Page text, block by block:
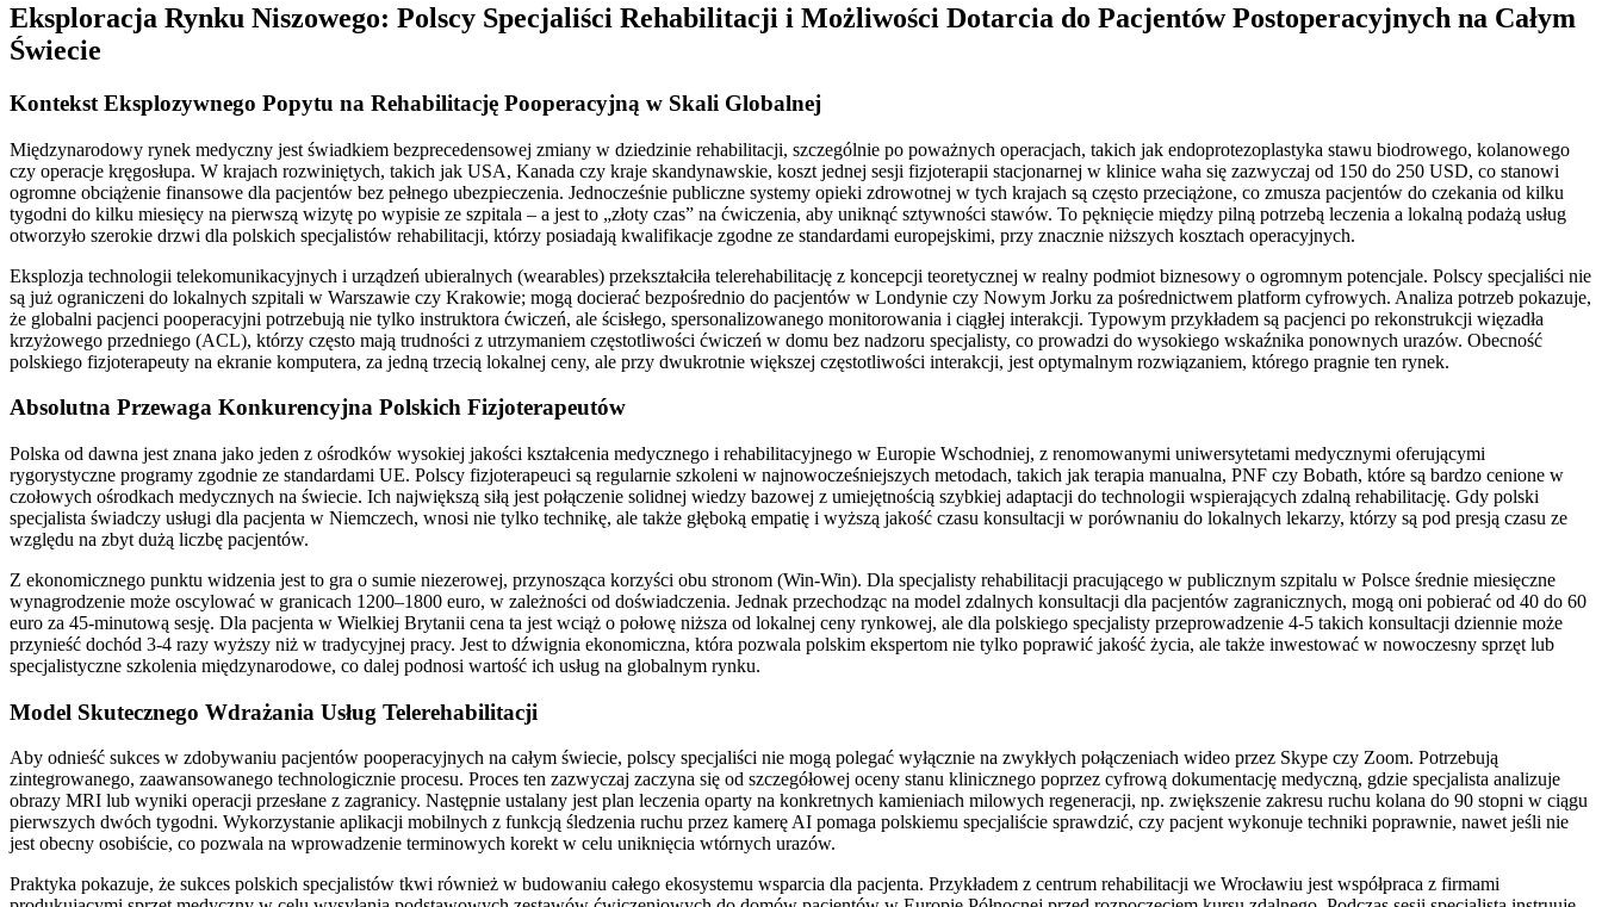
Eksploracja Rynku Niszowego: Polscy Specjaliści Rehabilitacji i Możliwości Dotarcia do Pacjentów Postoperacyjnych na Całym
Świecie
Kontekst Eksplozywnego Popytu na Rehabilitację Pooperacyjną w Skali Globalnej
Międzynarodowy rynek medyczny jest świadkiem bezprecedensowej zmiany w dziedzinie rehabilitacji, szczególnie po poważnych operacjach, takich jak endoprotezoplastyka stawu biodrowego, kolanowego
czy operacje kręgosłupa. W krajach rozwiniętych, takich jak USA, Kanada czy kraje skandynawskie, koszt jednej sesji fizjoterapii stacjonarnej w klinice waha się zazwyczaj od 150 do 250 USD, co stanowi
ogromne obciążenie finansowe dla pacjentów bez pełnego ubezpieczenia. Jednocześnie publiczne systemy opieki zdrowotnej w tych krajach są często przeciążone, co zmusza pacjentów do czekania od kilku
tygodni do kilku miesięcy na pierwszą wizytę po wypisie ze szpitala – a jest to „złoty czas” na ćwiczenia, aby uniknąć sztywności stawów. To pęknięcie między pilną potrzebą leczenia a lokalną podażą usług
otworzyło szerokie drzwi dla polskich specjalistów rehabilitacji, którzy posiadają kwalifikacje zgodne ze standardami europejskimi, przy znacznie niższych kosztach operacyjnych.
Eksplozja technologii telekomunikacyjnych i urządzeń ubieralnych (wearables) przekształciła telerehabilitację z koncepcji teoretycznej w realny podmiot biznesowy o ogromnym potencjale. Polscy specjaliści nie
są już ograniczeni do lokalnych szpitali w Warszawie czy Krakowie; mogą docierać bezpośrednio do pacjentów w Londynie czy Nowym Jorku za pośrednictwem platform cyfrowych. Analiza potrzeb pokazuje,
że globalni pacjenci pooperacyjni potrzebują nie tylko instruktora ćwiczeń, ale ścisłego, spersonalizowanego monitorowania i ciągłej interakcji. Typowym przykładem są pacjenci po rekonstrukcji więzadła
krzyżowego przedniego (ACL), którzy często mają trudności z utrzymaniem częstotliwości ćwiczeń w domu bez nadzoru specjalisty, co prowadzi do wysokiego wskaźnika ponownych urazów. Obecność
polskiego fizjoterapeuty na ekranie komputera, za jedną trzecią lokalnej ceny, ale przy dwukrotnie większej częstotliwości interakcji, jest optymalnym rozwiązaniem, którego pragnie ten rynek.
Absolutna Przewaga Konkurencyjna Polskich Fizjoterapeutów
Polska od dawna jest znana jako jeden z ośrodków wysokiej jakości kształcenia medycznego i rehabilitacyjnego w Europie Wschodniej, z renomowanymi uniwersytetami medycznymi oferującymi
rygorystyczne programy zgodnie ze standardami UE. Polscy fizjoterapeuci są regularnie szkoleni w najnowocześniejszych metodach, takich jak terapia manualna, PNF czy Bobath, które są bardzo cenione w
czołowych ośrodkach medycznych na świecie. Ich największą siłą jest połączenie solidnej wiedzy bazowej z umiejętnością szybkiej adaptacji do technologii wspierających zdalną rehabilitację. Gdy polski
specjalista świadczy usługi dla pacjenta w Niemczech, wnosi nie tylko technikę, ale także głęboką empatię i wyższą jakość czasu konsultacji w porównaniu do lokalnych lekarzy, którzy są pod presją czasu ze
względu na zbyt dużą liczbę pacjentów.
Z ekonomicznego punktu widzenia jest to gra o sumie niezerowej, przynosząca korzyści obu stronom (Win-Win). Dla specjalisty rehabilitacji pracującego w publicznym szpitalu w Polsce średnie miesięczne
wynagrodzenie może oscylować w granicach 1200–1800 euro, w zależności od doświadczenia. Jednak przechodząc na model zdalnych konsultacji dla pacjentów zagranicznych, mogą oni pobierać od 40 do 60
euro za 45-minutową sesję. Dla pacjenta w Wielkiej Brytanii cena ta jest wciąż o połowę niższa od lokalnej ceny rynkowej, ale dla polskiego specjalisty przeprowadzenie 4-5 takich konsultacji dziennie może
przynieść dochód 3-4 razy wyższy niż w tradycyjnej pracy. Jest to dźwignia ekonomiczna, która pozwala polskim ekspertom nie tylko poprawić jakość życia, ale także inwestować w nowoczesny sprzęt lub
specjalistyczne szkolenia międzynarodowe, co dalej podnosi wartość ich usług na globalnym rynku.
Model Skutecznego Wdrażania Usług Telerehabilitacji
Aby odnieść sukces w zdobywaniu pacjentów pooperacyjnych na całym świecie, polscy specjaliści nie mogą polegać wyłącznie na zwykłych połączeniach wideo przez Skype czy Zoom. Potrzebują
zintegrowanego, zaawansowanego technologicznie procesu. Proces ten zazwyczaj zaczyna się od szczegółowej oceny stanu klinicznego poprzez cyfrową dokumentację medyczną, gdzie specjalista analizuje
obrazy MRI lub wyniki operacji przesłane z zagranicy. Następnie ustalany jest plan leczenia oparty na konkretnych kamieniach milowych regeneracji, np. zwiększenie zakresu ruchu kolana do 90 stopni w ciągu
pierwszych dwóch tygodni. Wykorzystanie aplikacji mobilnych z funkcją śledzenia ruchu przez kamerę AI pomaga polskiemu specjaliście sprawdzić, czy pacjent wykonuje techniki poprawnie, nawet jeśli nie
jest obecny osobiście, co pozwala na wprowadzenie terminowych korekt w celu uniknięcia wtórnych urazów.
Praktyka pokazuje, że sukces polskich specjalistów tkwi również w budowaniu całego ekosystemu wsparcia dla pacjenta. Przykładem z centrum rehabilitacji we Wrocławiu jest współpraca z firmami